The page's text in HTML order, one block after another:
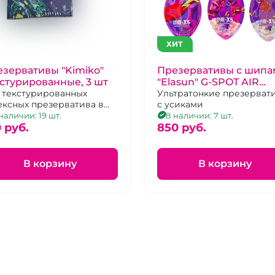
"Kimiko"
3 шт
презерватива в
смазке с
19 шт.
pуб.
В корзину
ХИТ
Презервативы с
"Elasun" G-SPOT AIR
BAGX5 в кейсе 1 шт
Ультратонкие
с усиками
В наличии: 7 шт.
850 pуб.
В корзину